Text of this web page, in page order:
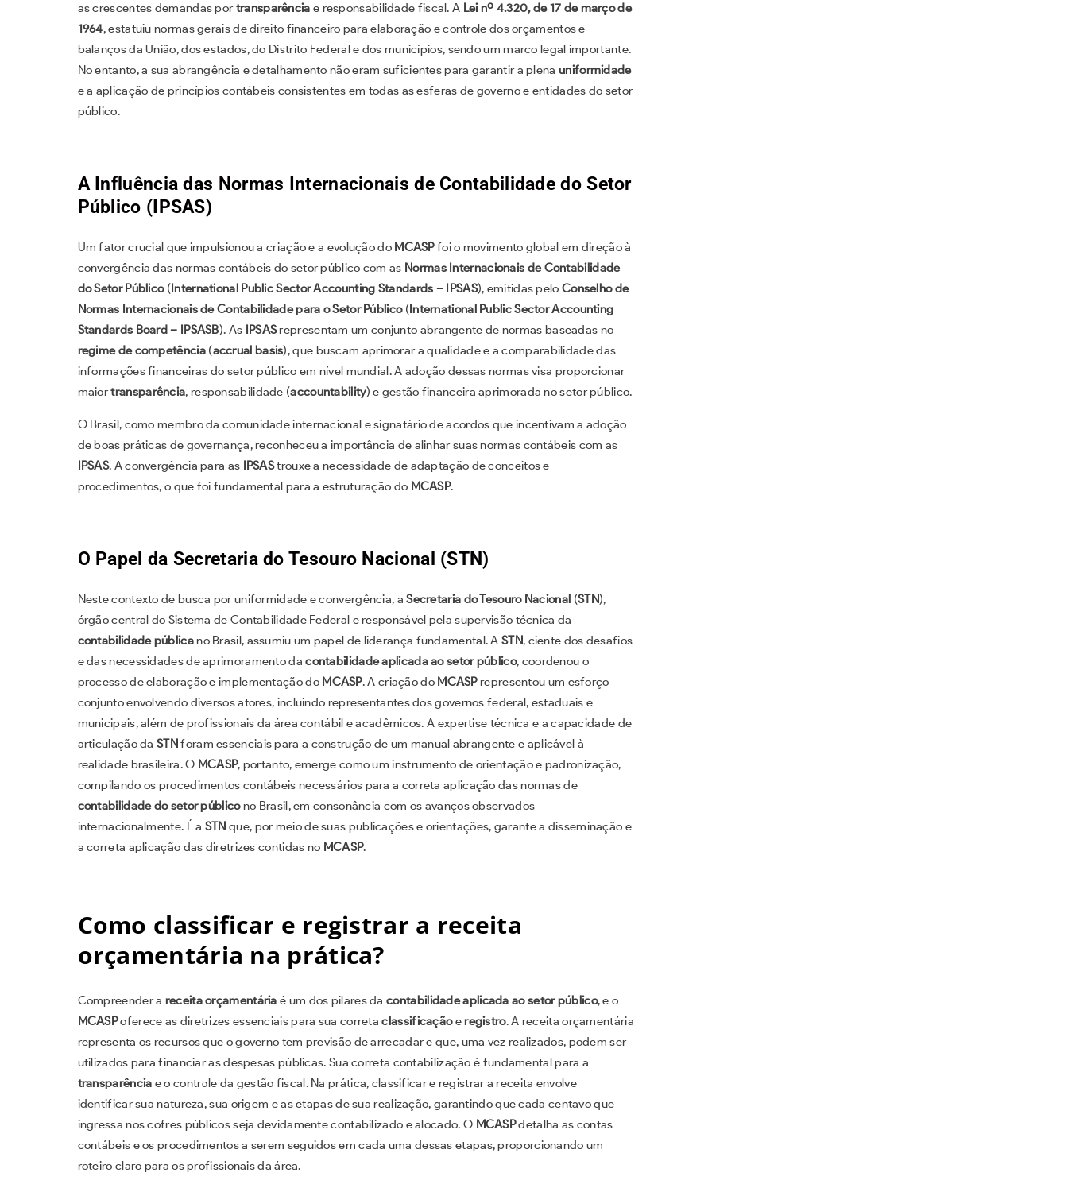
as crescentes demandas portransparência e responsabilidade fiscal. A Lei nº 4.320, de 17 de março de
1964, estatuiu normas gerais de direito financeiro para elaboração e controle dos orçamentos e
balanços da União, dos estados, do Distrito Federal e dos municípios, sendo um marco legal importante.
No entanto, a sua abrangência e detalhamento não eram suficientes para garantir a plena uniformidade
e a aplicação de princípios contábeis consistentes em todas as esferas de governo e entidades do setor
público.
A Influência das Normas Internacionais de Contabilidade do Setor
Público (IPSAS)
Um fator crucial que impulsionou a criação e a evolução do MCASPfoi o movimento global em direção à
convergência das normas contábeis do setor público com as Normas Internacionais de Contabilidade
do Setor Público(International Public Sector Accounting Standards – IPSAS), emitidas pelo Conselho de
Normas Internacionais de Contabilidade para o Setor Público(International Public Sector Accounting
Standards Board – IPSASB). As IPSASrepresentam um conjunto abrangente de normas baseadas no
regime de competência(accrual basis), que buscam aprimorar a qualidade e a comparabilidade das
informações financeiras do setor público em nível mundial. A adoção dessas normas visa proporcionar
maiortransparência, responsabilidade (accountability) e gestão financeira aprimorada no setor público.
O Brasil, como membro da comunidade internacional e signatário de acordos que incentivam a adoção
de boas práticas de governança, reconheceu a importância de alinhar suas normas contábeis com as
IPSAS. A convergência para as IPSAStrouxe a necessidade de adaptação de conceitos e
procedimentos, o que foi fundamental para a estruturação do MCASP.
O Papel da Secretaria do Tesouro Nacional (STN)
Neste contexto de busca por uniformidade e convergência, aSecretaria do Tesouro Nacional (STN),
órgão central do Sistema de Contabilidade Federal e responsável pela supervisão técnica da
contabilidade públicano Brasil, assumiu um papel de liderança fundamental. ASTN, ciente dos desafios
e das necessidades de aprimoramento dacontabilidade aplicada ao setor público, coordenou o
processo de elaboração e implementação do MCASP. A criação do MCASPrepresentou um esforço
conjunto envolvendo diversos atores, incluindo representantes dos governos federal, estaduais e
municipais, além de profissionais da área contábil e acadêmicos. A expertise técnica e a capacidade de
articulação daSTNforam essenciais para a construção de um manual abrangente e aplicável à
realidade brasileira. O MCASP, portanto, emerge como um instrumento de orientação e padronização,
compilando os procedimentos contábeis necessários para a correta aplicação das normas de
contabilidade do setor públicono Brasil, em consonância com os avanços observados
internacionalmente. É a STN que, por meio de suas publicações e orientações, garante a disseminação e
a correta aplicação das diretrizes contidas no MCASP.
Como classificar e registrar a receita
orçamentária na prática?
Compreender a receita orçamentária é um dos pilares dacontabilidade aplicada ao setor público, e o
MCASPoferece as diretrizes essenciais para sua corretaclassificaçãoeregistro. A receita orçamentária
representa os recursos que o governo tem previsão de arrecadar e que, uma vez realizados, podem ser
utilizados para financiar as despesas públicas. Sua correta contabilização é fundamental para a
transparência e o controle da gestão fiscal. Na prática, classificar e registrar a receita envolve
identificar sua natureza, sua origem e as etapas de sua realização, garantindo que cada centavo que
ingressa nos cofres públicos seja devidamente contabilizado e alocado. O MCASPdetalha as contas
contábeis e os procedimentos a serem seguidos em cada uma dessas etapas, proporcionando um
roteiro claro para os profissionais da área.